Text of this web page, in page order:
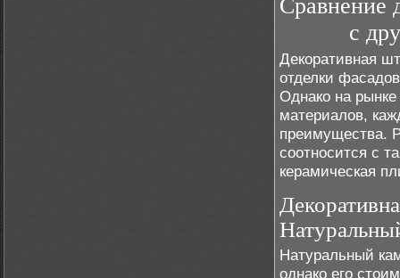
Сравнение
с
Декоративная
отделки
Однако на
материалов,
преимущества.
соотносится с
керамическая
Натуральный
однако его